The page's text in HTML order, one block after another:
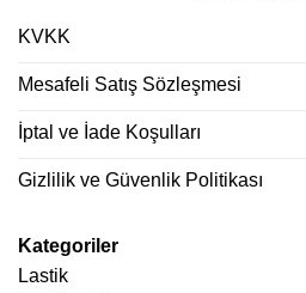
KVKK
Mesafeli Satış Sözleşmesi
İptal ve İade Koşulları
Gizlilik ve Güvenlik Politikası
Kategoriler
Lastik